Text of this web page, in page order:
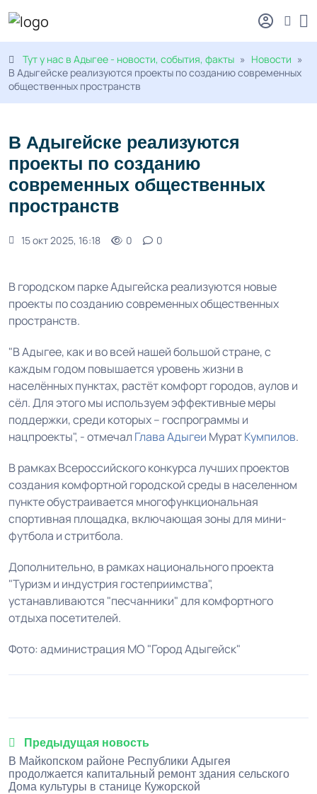
Тут у нас в Адыгее - новости, события, факты » Новости »
В Адыгейске реализуются проекты по созданию современных
общественных пространств
В Адыгейске реализуются
проекты по созданию
современных общественных
пространств
15 окт 2025, 16:18 0 0
В городском парке Адыгейска реализуются новые
проекты по созданию современных общественных
пространств.
"В Адыгее, как и во всей нашей большой стране, с
каждым годом повышается уровень жизни в
населённых пунктах, растёт комфорт городов, аулов и
сёл. Для этого мы используем эффективные меры
поддержки, среди которых – госпрограммы и
нацпроекты", - отмечал Глава Адыгеи МуратКумпилов.
В рамках Всероссийского конкурса лучших проектов
создания комфортной городской среды в населенном
пункте обустраивается многофункциональная
спортивная площадка, включающая зоны для мини-
футбола и стритбола.
Дополнительно, в рамках национального проекта
"Туризм и индустрия гостеприимства",
устанавливаются "песчанники" для комфортного
отдыха посетителей.
Фото: администрация МО "Город Адыгейск"
Предыдущая новость
В Майкопском районе Республики Адыгея
продолжается капитальный ремонт здания сельского
Дома культуры в станице Кужорской